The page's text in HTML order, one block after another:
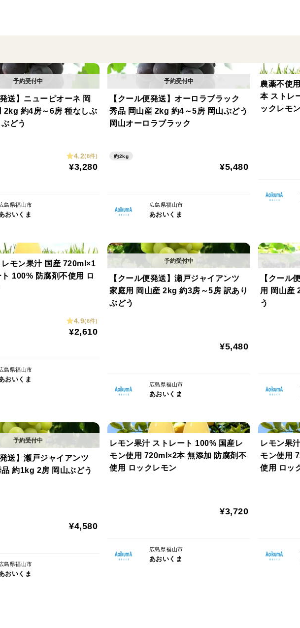
■注意事項
・繊維質が沈殿しておりますので
使用前によく振ってご使用下さい。
開封後はお早目にお召し上がり下さい。
送】ニューピオーネ 岡
2kg 約4房～6房 種なしぶ
どう
4.2(8件)
¥3,280
島県福山市
おいくま
【クール便発送】オーロラブラック
秀品 岡山産 2kg 約4～5房 岡山ぶどう
岡山オーロラブラック
約2kg
¥5,480
広島県福山市
あおいくま
農薬不使
本 ストレ
ックレモン
レモン果汁 国産 720ml×1
100% 防腐剤不使用 ロ
4.9(6件)
¥2,610
島県福山市
おいくま
【クール便発送】瀬戸ジャイアンツ
家庭用 岡山産 2kg 約3房～5房 訳あり
ぶどう
¥5,480
広島県福山市
あおいくま
【クール
用 岡山産
う
送】瀬戸ジャイアンツ
品 約1kg 2房 岡山ぶどう
¥4,580
島県福山市
おいくま
レモン果汁 ストレート 100% 国産レ
モン使用 720ml×2本 無添加 防腐剤不
使用 ロックレモン
¥3,720
広島県福山市
あおいくま
レモン果
モン使用
使用 ロッ